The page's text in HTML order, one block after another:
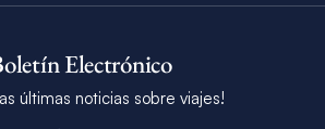
Electrónico
últimas noticias sobre viajes!